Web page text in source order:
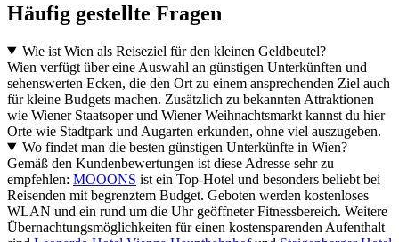
Häufig gestellte Fragen
Wie ist Wien als Reiseziel für den kleinen Geldbeutel?
Wien verfügt über eine Auswahl an günstigen Unterkünften und
sehenswerten Ecken, die den Ort zu einem ansprechenden Ziel auch
für kleine Budgets machen. Zusätzlich zu bekannten Attraktionen
wie Wiener Staatsoper und Wiener Weihnachtsmarkt kannst du hier
Orte wie Stadtpark und Augarten erkunden, ohne viel auszugeben.
Wo findet man die besten günstigen Unterkünfte in Wien?
Gemäß den Kundenbewertungen ist diese Adresse sehr zu
empfehlen: MOOONS ist ein Top-Hotel und besonders beliebt bei
Reisenden mit begrenztem Budget. Geboten werden kostenloses
WLAN und ein rund um die Uhr geöffneter Fitnessbereich. Weitere
Übernachtungsmöglichkeiten für einen kostensparenden Aufenthalt